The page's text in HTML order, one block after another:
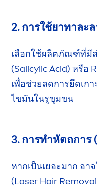
2. การใช้ยาทาละ
เลือกใช้ผลิตภัณฑ์ที่มี
(Salicylic Acid) หรือ
เพื่อช่วยลดการยึดเก
ไขมันในรูขุมขน
3. การทำหัตถการ
หากเป็นเยอะมาก อา
(Laser Hair